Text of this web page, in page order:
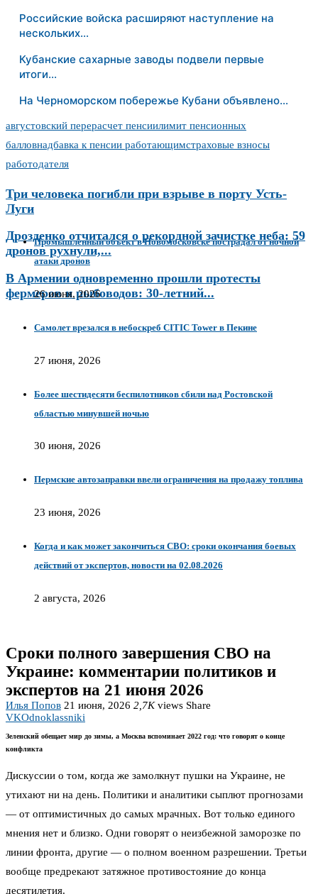
Российские войска расширяют наступление на
нескольких…
Кубанские сахарные заводы подвели первые
итоги…
На Черноморском побережье Кубани объявлено…
августовский перерасчет пенсиилимит пенсионных
балловнадбавка к пенсии работающимстраховые взносы
работодателя
Три человека погибли при взрыве в порту Усть-
Луги
Дрозденко отчитался о рекордной зачистке неба: 59
дронов рухнули,...
В Армении одновременно прошли протесты
фермеров и рыбоводов: 30-летний...
Промышленный объект в Новомосковске пострадал от ночной
атаки дронов
26 июня, 2026
Самолет врезался в небоскреб CITIC Tower в Пекине
27 июня, 2026
Более шестидесяти беспилотников сбили над Ростовской
областью минувшей ночью
30 июня, 2026
Пермские автозаправки ввели ограничения на продажу топлива
23 июня, 2026
Когда и как может закончиться СВО: сроки окончания боевых
действий от экспертов, новости на 02.08.2026
2 августа, 2026
Сроки полного завершения СВО на
Украине: комментарии политиков и
экспертов на 21 июня 2026
Илья Попов 21 июня, 2026 2,7Kviews Share
VKOdnoklassniki
Зеленский обещает мир до зимы, а Москва вспоминает 2022 год: что говорят о конце
конфликта
Дискуссии о том, когда же замолкнут пушки на Украине, не
утихают ни на день. Политики и аналитики сыплют прогнозами
— от оптимистичных до самых мрачных. Вот только единого
мнения нет и близко. Одни говорят о неизбежной заморозке по
линии фронта, другие — о полном военном разрешении. Третьи
вообще предрекают затяжное противостояние до конца
десятилетия.